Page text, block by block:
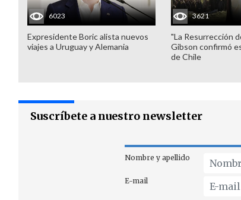
6023
Expresidente Boric alista nuevos
viajes a Uruguay y Alemania
3621
"La Resurrección
Gibson confirmó
de Chile
Suscríbete a nuestro newsletter
Nombre y apellido
E-mail